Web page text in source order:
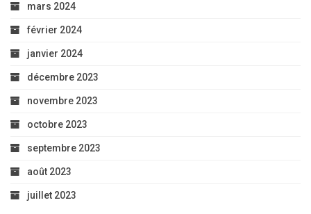
mars 2024
février 2024
janvier 2024
décembre 2023
novembre 2023
octobre 2023
septembre 2023
août 2023
juillet 2023